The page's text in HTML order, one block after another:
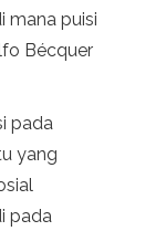
mana puisi
Bécquer
pada
yang
pada